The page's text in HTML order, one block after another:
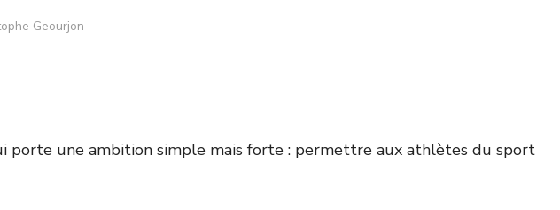
Geourjon
porte une ambition simple mais forte : permettre aux athlètes du sport